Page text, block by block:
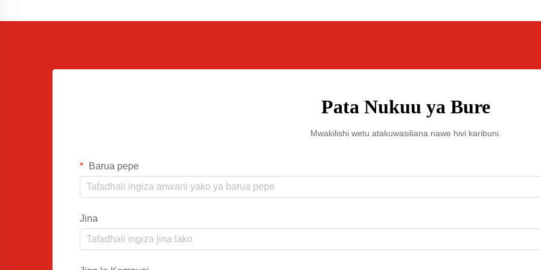
Pata Nukuu ya Bure
Mwakilishi wetu atakuwasiliana nawe hivi karibuni.
Barua pepe
Jina